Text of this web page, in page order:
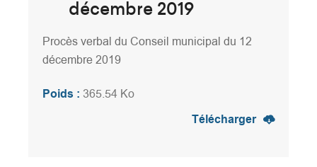
décembre 2019
Procès verbal du Conseil municipal du 12
décembre 2019
Poids : 365.54 Ko
Télécharger